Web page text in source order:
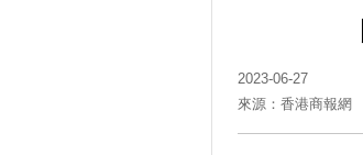
2023-06-27
來源：香港商報網